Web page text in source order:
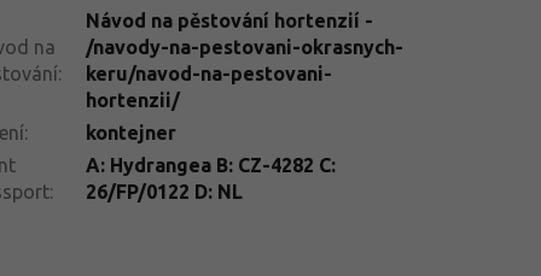
na
:
Návod na pěstování hortenzií -
/navody-na-pestovani-okrasnych-
keru/navod-na-pestovani-
hortenzii/
:
kontejner
:
A: Hydrangea B: CZ-4282 C:
26/FP/0122 D: NL